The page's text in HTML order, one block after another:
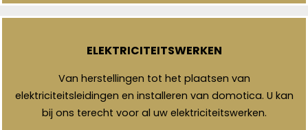
ELEKTRICITEITSWERKEN
Van herstellingen tot het plaatsen van
elektriciteitsleidingen en installeren van domotica. U kan
bij ons terecht voor al uw elektriciteitswerken.